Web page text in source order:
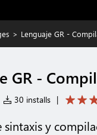
> Lenguaje GR -
GR -
30 installs |
sintaxis y